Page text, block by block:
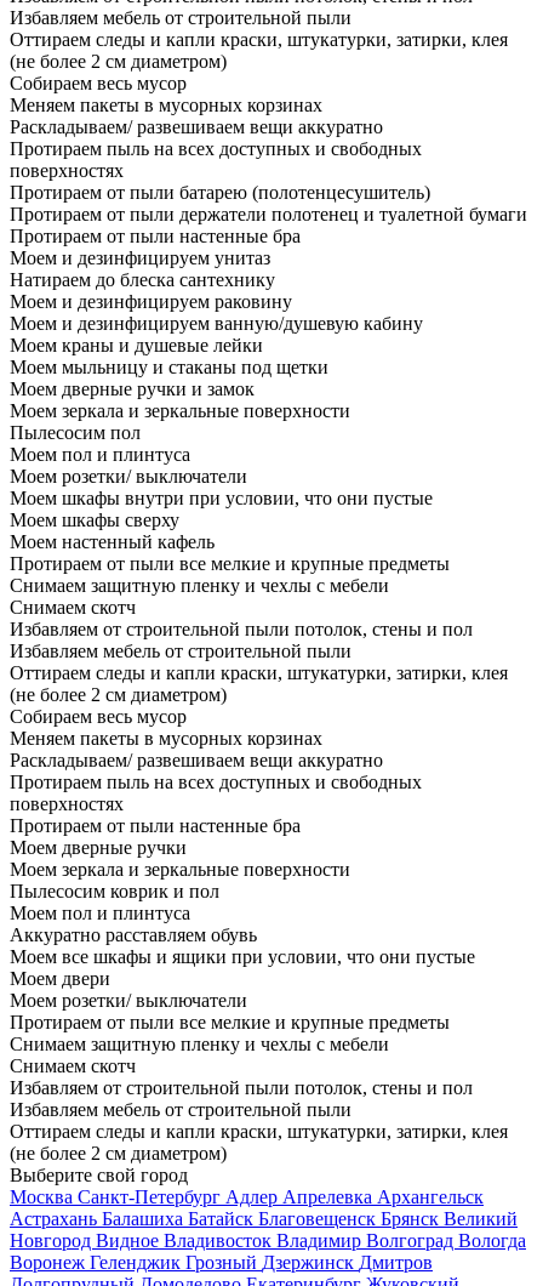
Избавляем мебель от строительной пыли
Оттираем следы и капли краски, штукатурки, затирки, клея
(не более 2 см диаметром)
Собираем весь мусор
Меняем пакеты в мусорных корзинах
Раскладываем/ развешиваем вещи аккуратно
Протираем пыль на всех доступных и свободных
поверхностях
Протираем от пыли батарею (полотенцесушитель)
Протираем от пыли держатели полотенец и туалетной бумаги
Протираем от пыли настенные бра
Моем и дезинфицируем унитаз
Натираем до блеска сантехнику
Моем и дезинфицируем раковину
Моем и дезинфицируем ванную/душевую кабину
Моем краны и душевые лейки
Моем мыльницу и стаканы под щетки
Моем дверные ручки и замок
Моем зеркала и зеркальные поверхности
Пылесосим пол
Моем пол и плинтуса
Моем розетки/ выключатели
Моем шкафы внутри при условии, что они пустые
Моем шкафы сверху
Моем настенный кафель
Протираем от пыли все мелкие и крупные предметы
Снимаем защитную пленку и чехлы с мебели
Снимаем скотч
Избавляем от строительной пыли потолок, стены и пол
Избавляем мебель от строительной пыли
Оттираем следы и капли краски, штукатурки, затирки, клея
(не более 2 см диаметром)
Собираем весь мусор
Меняем пакеты в мусорных корзинах
Раскладываем/ развешиваем вещи аккуратно
Протираем пыль на всех доступных и свободных
поверхностях
Протираем от пыли настенные бра
Моем дверные ручки
Моем зеркала и зеркальные поверхности
Пылесосим коврик и пол
Моем пол и плинтуса
Аккуратно расставляем обувь
Моем все шкафы и ящики при условии, что они пустые
Моем двери
Моем розетки/ выключатели
Протираем от пыли все мелкие и крупные предметы
Снимаем защитную пленку и чехлы с мебели
Снимаем скотч
Избавляем от строительной пыли потолок, стены и пол
Избавляем мебель от строительной пыли
Оттираем следы и капли краски, штукатурки, затирки, клея
(не более 2 см диаметром)
Выберите свой город
Москва Санкт-Петербург Адлер Апрелевка Архангельск
Астрахань Балашиха Батайск Благовещенск Брянск Великий
Новгород Видное Владивосток Владимир Волгоград Вологда
Воронеж Геленджик Грозный Дзержинск Дмитров